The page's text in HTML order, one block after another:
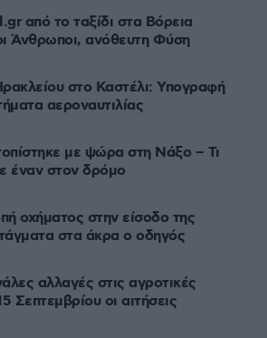
από το ταξίδι στα Βόρεια
Άνθρωποι, ανόθευτη Φύση
στο Καστέλι: Υπογραφή
αεροναυτιλίας
με ψώρα στη Νάξο – Τι
έναν στον δρόμο
οχήματος στην είσοδο της
στα άκρα ο οδηγός
αλλαγές στις αγροτικές
Σεπτεμβρίου οι αιτήσεις